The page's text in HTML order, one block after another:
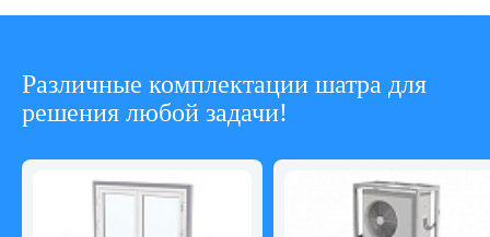
Различные комплектации шатра для
решения любой задачи!